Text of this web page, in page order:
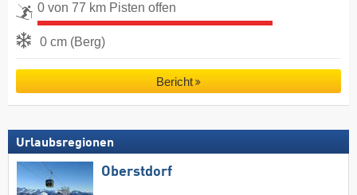
0 von 77 km Pisten offen
0 cm (Berg)
Bericht
Urlaubsregionen
Oberstdorf